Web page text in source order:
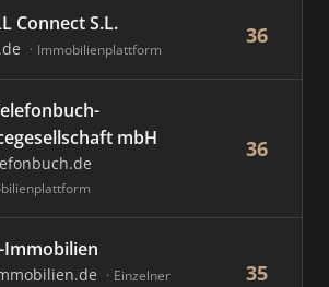
Connect S.L.
Immobilienplattform
36
mbH
36
Immobilien
Einzelner
35